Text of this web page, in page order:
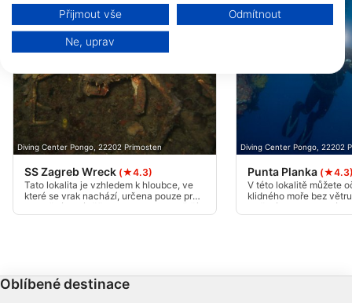
Diving Center Pongo, 22202 Primosten
SS Zagreb Wreck (★4.3)
Tato lokalita je vzhledem k hloubce, ve
které se vrak nachází, určena pouze pro
pokročilé potápěče s trimixem. Nejmělčí
část se nachází přibližně v 64 m a
Diving Center Pongo, 22202
Punta Planka
V této lokalitě můžete
klidného moře bez
mořské proudy, které
různých hloubkách
Oblíbené destinace
Data mohou být sdílena mimo Evropskou unii a odesílána do USA.
Váš souhlas a zásady používání cookie se vztahují pouze na tento
web/aplikaci.
Vaše údaje používáme pro následující účely:
Účely zpracování IAB:
Ukládání a/nebo přístup k informacím v
zařízení
Použití omezených údajů k výběru reklam
Vytváření profilů pro personalizovanou
reklamu
Vytváření profilů pro personalizovaný obsah
Přijmout vše Odmítnout
Ne, uprav